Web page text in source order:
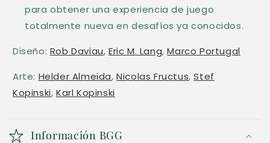
para obtener una experiencia de juego
totalmente nueva en desafíos ya conocidos.
Diseño: Rob Daviau,Eric M. Lang,Marco Portugal
Arte: Helder Almeida,Nicolas Fructus,Stef
Kopinski,Karl Kopinski
Información BGG